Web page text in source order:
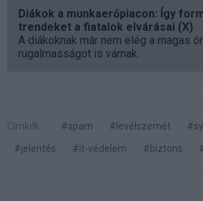
Diákok a munkaerőpiacon: Így
trendeket a fiatalok elvárásai (X)
A diákoknak már nem elég a magas
rugalmasságot is várnak.
Címkék: #spam #levélszemét
#jelentés
#it-védelem #biztons